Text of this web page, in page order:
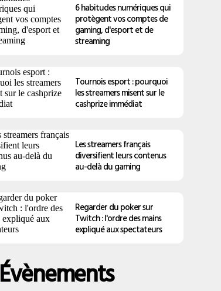
6 habitudes numériques qui
protègent vos comptes de
gaming, d'esport et de
streaming
Tournois esport : pourquoi
les streamers misent sur le
cashprize immédiat
Les streamers français
diversifient leurs contenus
au-delà du gaming
Regarder du poker sur
Twitch : l'ordre des mains
expliqué aux spectateurs
Évènements